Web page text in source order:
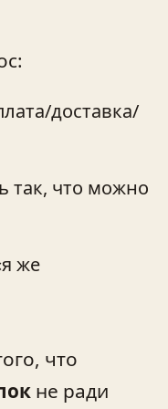
доставка/
так, что можно
же
что
не ради